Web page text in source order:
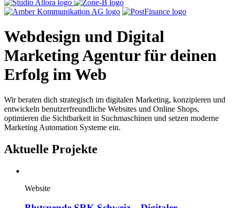
Webdesign und Digital
Marketing Agentur für deinen
Erfolg im Web
Wir beraten dich strategisch im digitalen Marketing, konzipieren und
entwickeln benutzerfreundliche Websites und Online Shops,
optimieren die Sichtbarkeit in Suchmaschinen und setzen moderne
Marketing Automation Systeme ein.
Aktuelle Projekte
Website